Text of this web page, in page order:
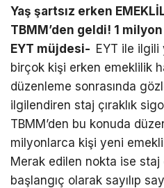
Yaş şartsız erken
TBMM’den geldi! 1
EYT müjdesi- EYT ile ilgili
birçok kişi erken emeklilik
düzenleme sonrasında
ilgilendiren staj çıraklık
TBMM’den bu konuda
milyonlarca kişi yeni
Merak edilen nokta ise staj
başlangıç olarak sayılıp